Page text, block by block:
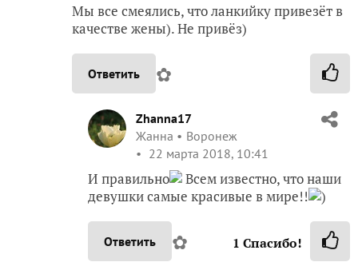
Мы все смеялись, что ланкийку привезёт в
качестве жены). Не привёз)
Ответить ✿
Zhanna17
Жанна
Воронеж
22 марта 2018, 10:41
И правильно
Всем известно, что наши
девушки самые красивые в мире!!
)
Ответить ✿ 1 Спасибо!